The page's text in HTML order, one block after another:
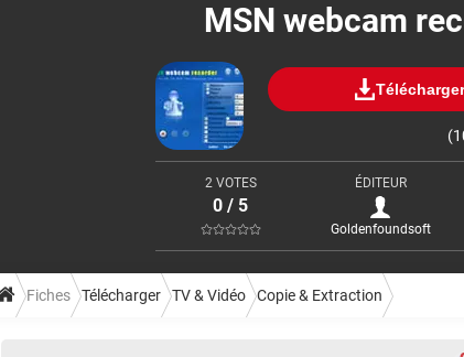
MSN webcam
2 VOTES
0 / 5
ÉDITEUR
Goldenfoundsoft
Fiches Télécharger TV & Vidéo Copie & Extraction